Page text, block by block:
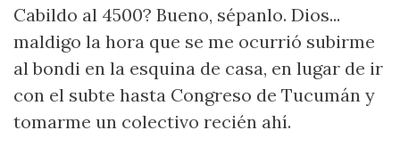
Cabildo al 4500? Bueno, sépanlo. Dios...
maldigo la hora que se me ocurrió subirme
al bondi en la esquina de casa, en lugar de ir
con el subte hasta Congreso de Tucumán y
tomarme un colectivo recién ahí.